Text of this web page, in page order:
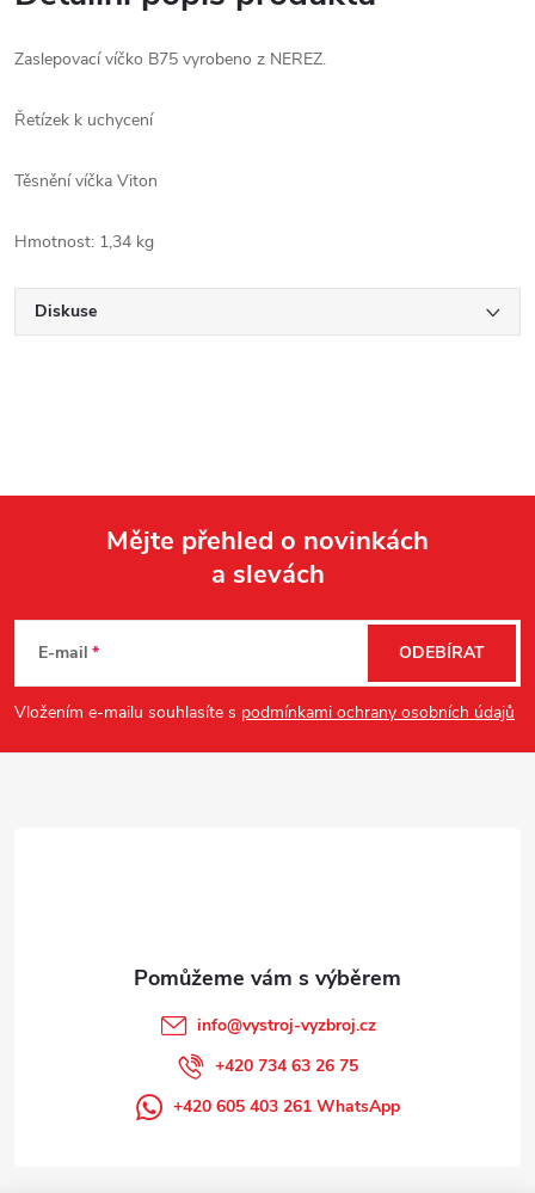
Zaslepovací víčko B75 vyrobeno z NEREZ.
Řetízek k uchycení
Těsnění víčka Viton
Hmotnost: 1,34 kg
Diskuse
p
a
Mějte přehled o novinkách
a slevách
E-mail
Vložením e-mailu souhlasíte s podmínkami ochrany osobních údajů
ODEBÍRAT
info@vystroj-vyzbroj.cz
+420 734 63 26 75
+420 605 403 261 WhatsApp